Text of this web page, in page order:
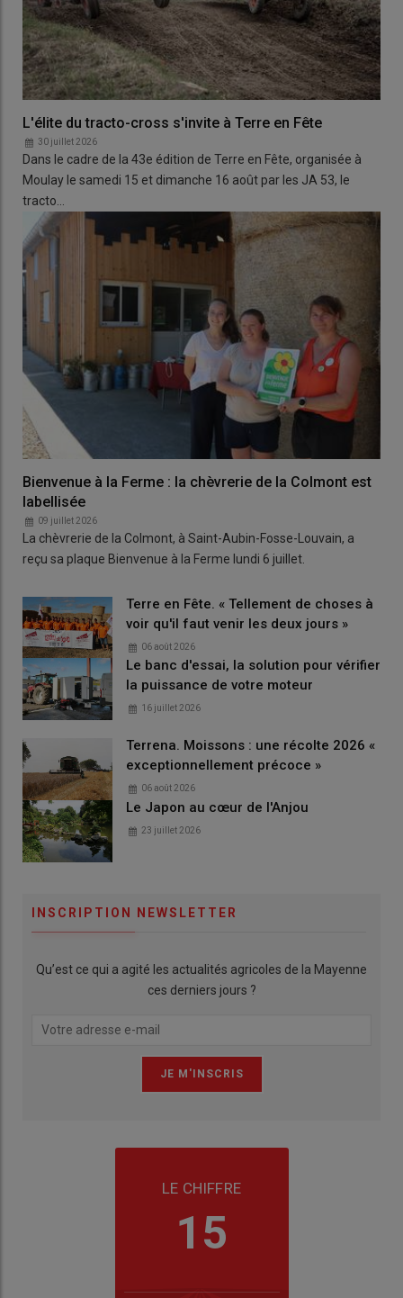
L'élite du tracto-cross s'invite à Terre en Fête
30 juillet 2026
Dans le cadre de la 43e édition de Terre en Fête, organisée à
Moulay le samedi 15 et dimanche 16 août par les JA 53, le
tracto…
Bienvenue à la Ferme : la chèvrerie de la Colmont est
labellisée
09 juillet 2026
La chèvrerie de la Colmont, à Saint-Aubin-Fosse-Louvain, a
reçu sa plaque Bienvenue à la Ferme lundi 6 juillet.
Terre en Fête. « Tellement de choses à
voir qu'il faut venir les deux jours »
06 août 2026
Le banc d'essai, la solution pour vérifier
la puissance de votre moteur
16 juillet 2026
Terrena. Moissons : une récolte 2026 «
exceptionnellement précoce »
06 août 2026
Le Japon au cœur de l'Anjou
23 juillet 2026
INSCRIPTION NEWSLETTER
Qu’est ce qui a agité les actualités agricoles de la Mayenne
ces derniers jours ?
LE CHIFFRE
15